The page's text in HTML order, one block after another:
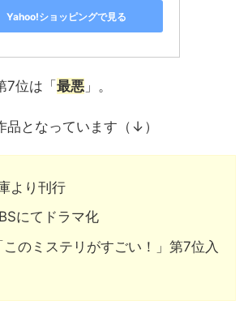
Yahoo!ショッピングで見る
7位は「 最悪 」。
品となっています（↓）
より刊行
にてドラマ化
のミステリがすごい！」第7位入